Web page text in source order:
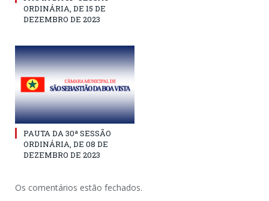
ORDINÁRIA, DE 15 DE
DEZEMBRO DE 2023
PAUTA DA 30ª SESSÃO
ORDINÁRIA, DE 08 DE
DEZEMBRO DE 2023
Os comentários estão fechados.